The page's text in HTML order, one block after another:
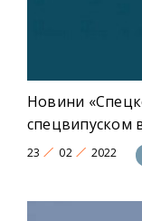
Новини
спецвипуском
23 02 2022